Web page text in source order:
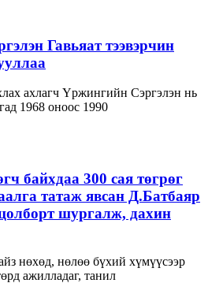
Гавьяат тээвэрчин
ахлагч Үржингийн Сэргэлэн нь
1968 оноос 1990
байхдаа 300 сая төгрөг
татаж явсан Д.Батбаяр
шургалж, дахин
нөхөд, нөлөө бүхий хүмүүсээр
ажилладаг, танил